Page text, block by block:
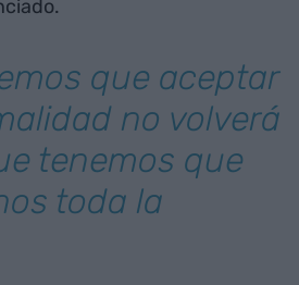
que aceptar
no volverá
tenemos que
toda la